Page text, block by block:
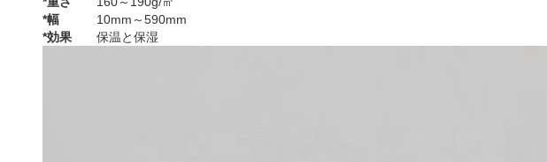
*幅
10mm～590mm
*効果
保温と保湿